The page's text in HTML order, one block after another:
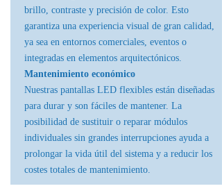
brillo, contraste y precisión de color. Esto
garantiza una experiencia visual de gran calidad,
ya sea en entornos comerciales, eventos o
integradas en elementos arquitectónicos.
Mantenimiento económico
Nuestras pantallas LED flexibles están diseñadas
para durar y son fáciles de mantener. La
posibilidad de sustituir o reparar módulos
individuales sin grandes interrupciones ayuda a
prolongar la vida útil del sistema y a reducir los
costes totales de mantenimiento.